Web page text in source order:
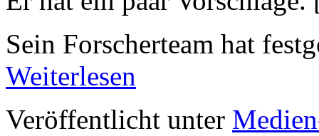
Sein Forscherteam hat
Weiterlesen
Veröffentlicht unter